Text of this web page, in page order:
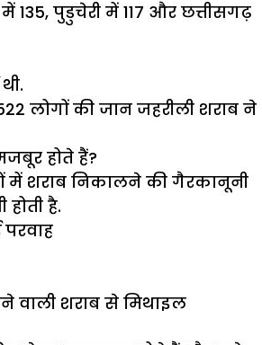
135, पुडुचेरी में 117 और छत्तीसगढ़
लोगों की जान जहरीली शराब ने
होते हैं?
में शराब निकालने की गैरकानूनी
है.
वाली शराब से मिथाइल